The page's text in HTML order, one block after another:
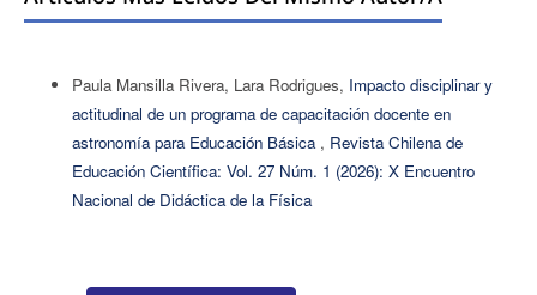
Paula Mansilla Rivera, Lara Rodrigues, Impacto disciplinar y
actitudinal de un programa de capacitación docente en
astronomía para Educación Básica , Revista Chilena de
Educación Científica: Vol. 27 Núm. 1 (2026): X Encuentro
Nacional de Didáctica de la Física